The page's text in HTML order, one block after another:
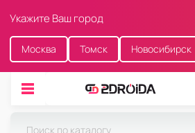
Укажите Ваш город
Москва Томск Новосибирск